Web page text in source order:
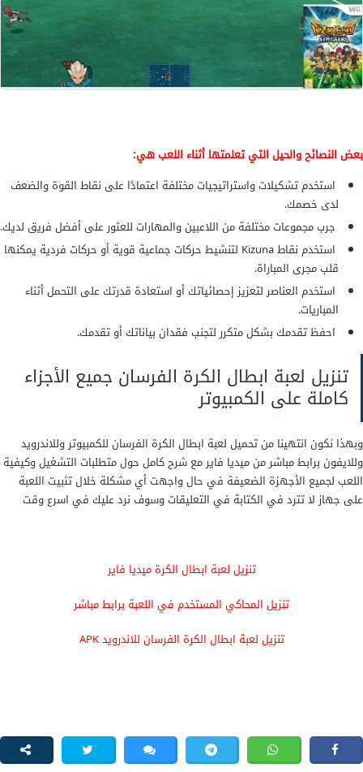
بعض النصائح والحيل التي تعلمتها أثناء اللعب هي:
استخدم تشكيلات واستراتيجيات مختلفة اعتمادًا على نقاط القوة والضعف
لدى خصمك.
جرب مجموعات مختلفة من اللاعبين والمهارات للعثور على أفضل فريق لديك.
استخدم نقاط Kizuna لتنشيط حركات جماعية قوية أو حركات فردية يمكنها
قلب مجرى المباراة.
استخدم العناصر لتعزيز إحصائياتك أو استعادة قدرتك على التحمل أثناء
المباريات.
احفظ تقدمك بشكل متكرر لتجنب فقدان بياناتك أو تقدمك.
تنزيل لعبة ابطال الكرة الفرسان جميع الأجزاء
كاملة على الكمبيوتر
وبهذا نكون انتهينا من تحميل لعبة ابطال الكرة الفرسان للكمبيوتر وللاندرويد
وللايفون برابط مباشر من ميديا فاير مع شرح كامل حول متطلبات التشغيل وكيفية
اللعب لجميع الأجهزة الضعيفة في حال واجهت أي مشكلة خلال تثبيت اللعبة
على جهاز لا تترد في الكتابة في التعليقات وسوف نرد عليك في اسرع وقت
تنزيل لعبة ابطال الكرة ميديا فاير
تنزيل المحاكي المستخدم في اللعبة برابط مباشر
تنزيل لعبة ابطال الكرة الفرسان للاندرويد APK